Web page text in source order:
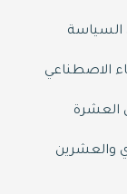
السياسة
الاصطناعي
العشرة
والعشرين